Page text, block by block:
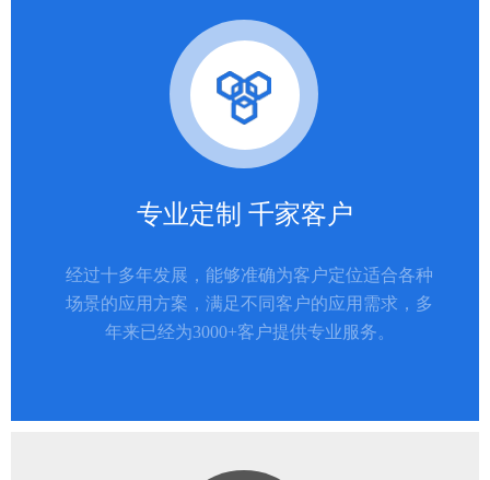
专业定制 千家客户
经过十多年发展，能够准确为客户定位适合各种
场景的应用方案，满足不同客户的应用需求，多
年来已经为3000+客户提供专业服务。